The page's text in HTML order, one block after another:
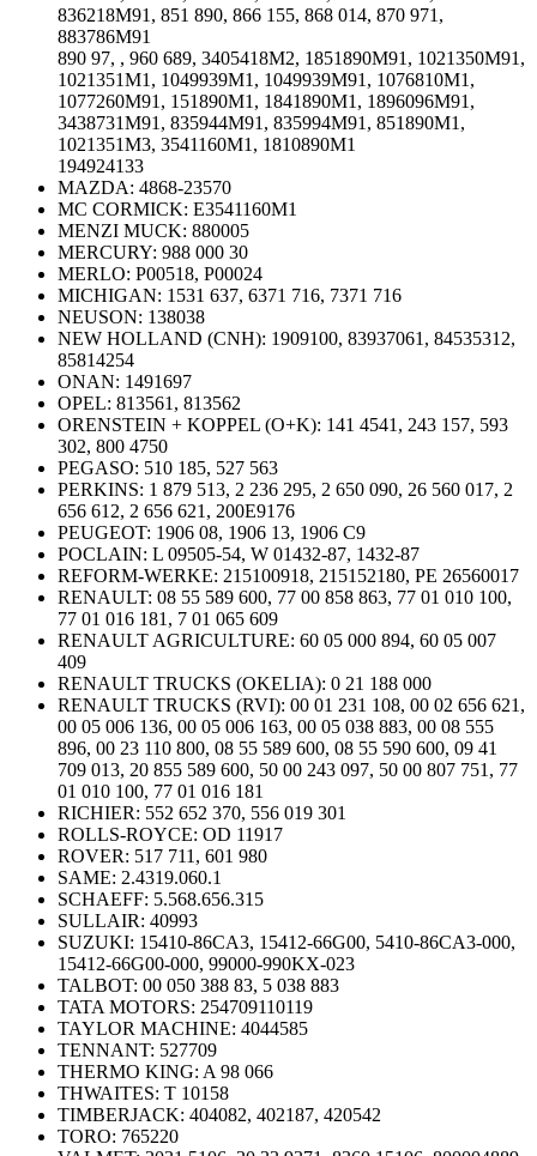
836218M91, 851 890, 866 155, 868 014, 870 971,
883786M91
890 97, , 960 689, 3405418M2, 1851890M91, 1021350M91,
1021351M1, 1049939M1, 1049939M91, 1076810M1,
1077260M91, 151890M1, 1841890M1, 1896096M91,
3438731M91, 835944M91, 835994M91, 851890M1,
1021351M3, 3541160M1, 1810890M1
194924133
MAZDA: 4868-23570
MC CORMICK: E3541160M1
MENZI MUCK: 880005
MERCURY: 988 000 30
MERLO: P00518, P00024
MICHIGAN: 1531 637, 6371 716, 7371 716
NEUSON: 138038
NEW HOLLAND (CNH): 1909100, 83937061, 84535312,
85814254
ONAN: 1491697
OPEL: 813561, 813562
ORENSTEIN + KOPPEL (O+K): 141 4541, 243 157, 593
302, 800 4750
PEGASO: 510 185, 527 563
PERKINS: 1 879 513, 2 236 295, 2 650 090, 26 560 017, 2
656 612, 2 656 621, 200E9176
PEUGEOT: 1906 08, 1906 13, 1906 C9
POCLAIN: L 09505-54, W 01432-87, 1432-87
REFORM-WERKE: 215100918, 215152180, PE 26560017
RENAULT: 08 55 589 600, 77 00 858 863, 77 01 010 100,
77 01 016 181, 7 01 065 609
RENAULT AGRICULTURE: 60 05 000 894, 60 05 007
409
RENAULT TRUCKS (OKELIA): 0 21 188 000
RENAULT TRUCKS (RVI): 00 01 231 108, 00 02 656 621,
00 05 006 136, 00 05 006 163, 00 05 038 883, 00 08 555
896, 00 23 110 800, 08 55 589 600, 08 55 590 600, 09 41
709 013, 20 855 589 600, 50 00 243 097, 50 00 807 751, 77
01 010 100, 77 01 016 181
RICHIER: 552 652 370, 556 019 301
ROLLS-ROYCE: OD 11917
ROVER: 517 711, 601 980
SAME: 2.4319.060.1
SCHAEFF: 5.568.656.315
SULLAIR: 40993
SUZUKI: 15410-86CA3, 15412-66G00, 5410-86CA3-000,
15412-66G00-000, 99000-990KX-023
TALBOT: 00 050 388 83, 5 038 883
TATA MOTORS: 254709110119
TAYLOR MACHINE: 4044585
TENNANT: 527709
THERMO KING: A 98 066
THWAITES: T 10158
TIMBERJACK: 404082, 402187, 420542
TORO: 765220